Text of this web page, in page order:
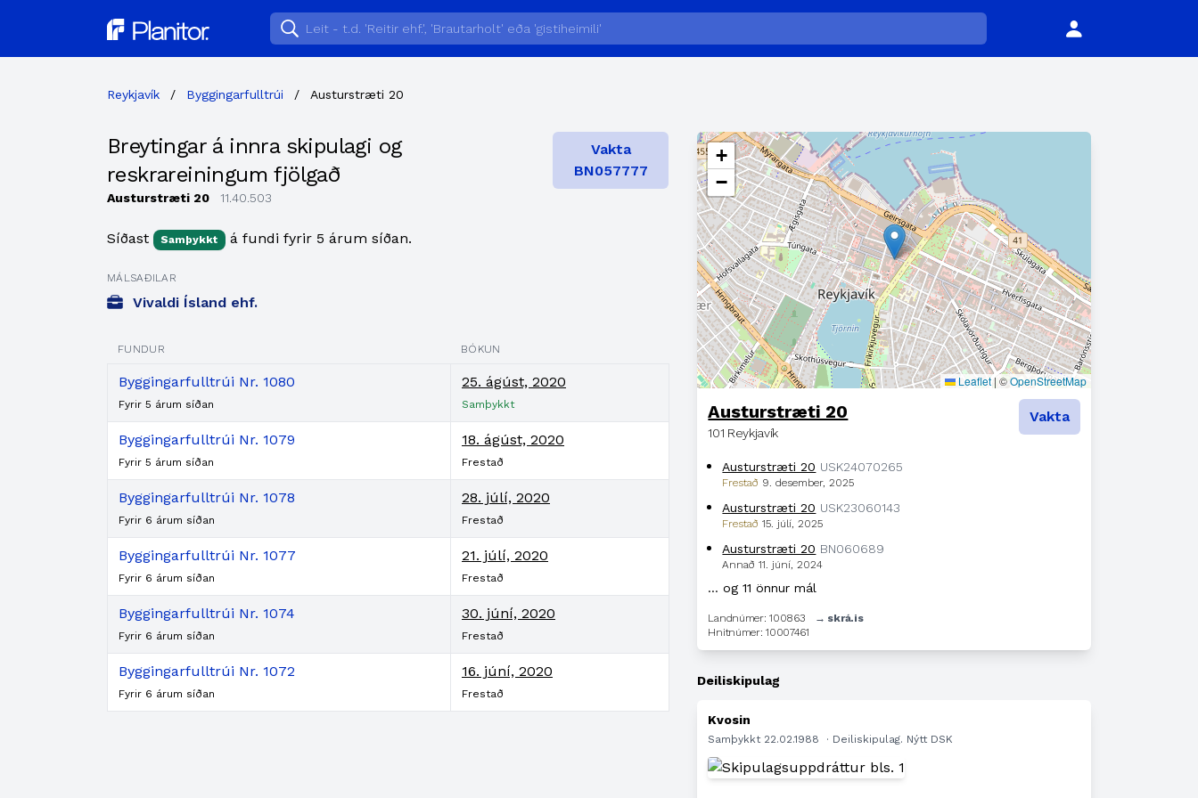
Planitor
Reykjavík / Byggingarfulltrúi / Austurstræti 20
Breytingar á innra skipulagi og
reskrareiningum fjölgað
Austurstræti 20 11.40.503
Vakta
BN057777
Síðast Samþykkt á fundi fyrir 5 árum síðan.
MÁLSAÐILAR
Vivaldi Ísland ehf.
FUNDUR BÓKUN
Byggingarfulltrúi Nr. 1080
Fyrir 5 árum síðan
25. ágúst, 2020
Samþykkt
Byggingarfulltrúi Nr. 1079
Fyrir 5 árum síðan
18. ágúst, 2020
Frestað
Byggingarfulltrúi Nr. 1078
Fyrir 6 árum síðan
28. júlí, 2020
Frestað
Byggingarfulltrúi Nr. 1077
Fyrir 6 árum síðan
21. júlí, 2020
Frestað
Byggingarfulltrúi Nr. 1074
Fyrir 6 árum síðan
30. júní, 2020
Frestað
Byggingarfulltrúi Nr. 1072
Fyrir 6 árum síðan
16. júní, 2020
Frestað
+
−
Leaflet | ©OpenStreetMap
Austurstræti 20
101 Reykjavík
Vakta
Austurstræti 20 USK24070265
Frestað 9. desember, 2025
Austurstræti 20 USK23060143
Frestað15. júlí, 2025
Austurstræti 20 BN060689
Annað11. júní, 2024
… og 11 önnur mál
Landnúmer: 100863
→ skrá.is
Hnitnúmer: 10007461
Deiliskipulag
Kvosin
Samþykkt 22.02.1988 · Deiliskipulag. Nýtt DSK